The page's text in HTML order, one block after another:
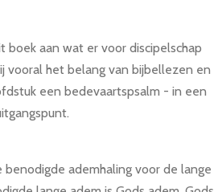
boek aan wat er voor discipelschap
vooral het belang van bijbellezen en
een bedevaartspsalm - in een
ademhaling voor de lange